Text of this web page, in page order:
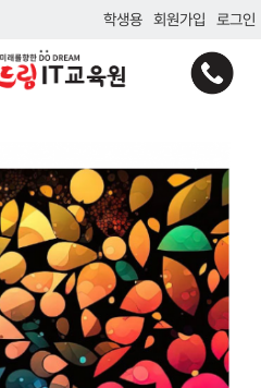
학생용 회원가입 로그인